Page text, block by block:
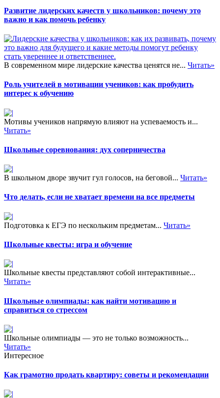
Развитие лидерских качеств у школьников: почему это
важно и как помочь ребенку
В современном мире лидерские качества ценятся не... Читать»
Роль учителей в мотивации учеников: как пробудить
интерес к обучению
Мотивы учеников напрямую влияют на успеваемость и...
Читать»
Школьные соревнования: дух соперничества
В школьном дворе звучит гул голосов, на беговой... Читать»
Что делать, если не хватает времени на все предметы
Подготовка к ЕГЭ по нескольким предметам... Читать»
Школьные квесты: игра и обучение
Школьные квесты представляют собой интерактивные...
Читать»
Школьные олимпиады: как найти мотивацию и
справиться со стрессом
Школьные олимпиады — это не только возможность...
Читать»
Интересное
Как грамотно продать квартиру: советы и рекомендации